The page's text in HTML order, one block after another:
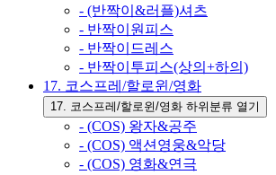
- (반짝이&러플)셔츠
- 반짝이원피스
- 반짝이드레스
- 반짝이투피스(상의+하의)
17. 코스프레/할로윈/영화
17. 코스프레/할로윈/영화 하위분류 열기
- (COS) 왕자&공주
- (COS) 액션영웅&악당
- (COS) 영화&연극